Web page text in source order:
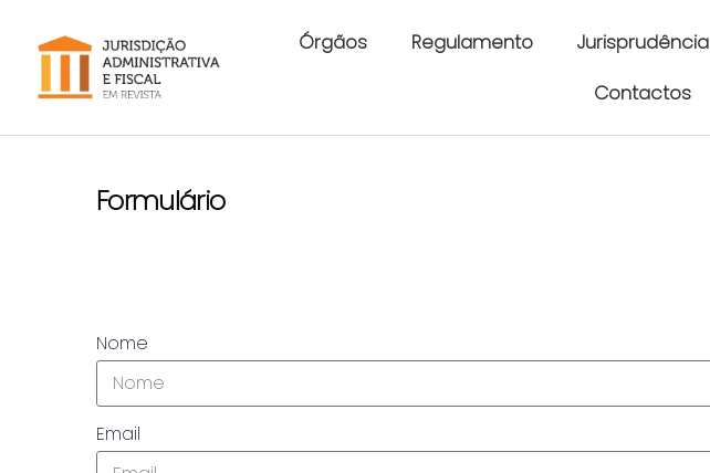
Órgãos Regulamento Jurisprudência
Contactos
Formulário
Nome
Email